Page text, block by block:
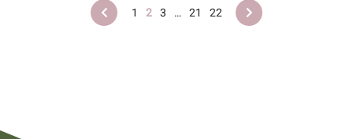
1 2 3 … 21 22